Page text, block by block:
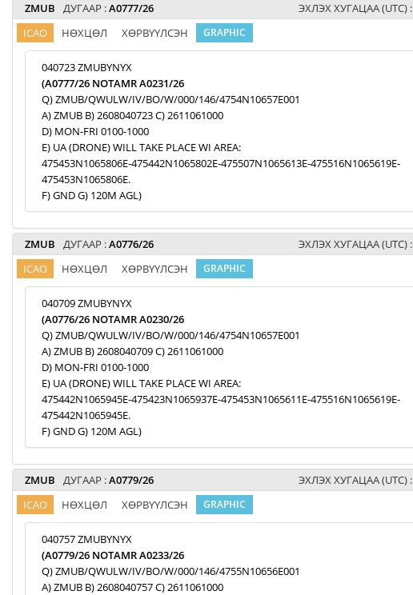
ZMUB ДУГААР :A0777/26 ЭХЛЭХ ХУГАЦАА (UTC) :
ICAO НӨХЦӨЛ ХӨРВҮҮЛСЭН GRAPHIC
040723 ZMUBYNYX
(A0777/26 NOTAMR A0231/26
Q) ZMUB/QWULW/IV/BO/W/000/146/4754N10657E001
A) ZMUB B) 2608040723 C) 2611061000
D) MON-FRI 0100-1000
E) UA (DRONE) WILL TAKE PLACE WI AREA:
475453N1065806E-475442N1065802E-475507N1065613E-475516N1065619E-
475453N1065806E.
F) GND G) 120M AGL)
ZMUB ДУГААР :A0776/26 ЭХЛЭХ ХУГАЦАА (UTC) :
ICAO НӨХЦӨЛ ХӨРВҮҮЛСЭН GRAPHIC
040709 ZMUBYNYX
(A0776/26 NOTAMR A0230/26
Q) ZMUB/QWULW/IV/BO/W/000/146/4754N10657E001
A) ZMUB B) 2608040709 C) 2611061000
D) MON-FRI 0100-1000
E) UA (DRONE) WILL TAKE PLACE WI AREA:
475442N1065945E-475423N1065937E-475453N1065611E-475516N1065619E-
475442N1065945E.
F) GND G) 120M AGL)
ZMUB ДУГААР :A0779/26 ЭХЛЭХ ХУГАЦАА (UTC) :
ICAO НӨХЦӨЛ ХӨРВҮҮЛСЭН GRAPHIC
040757 ZMUBYNYX
(A0779/26 NOTAMR A0233/26
Q) ZMUB/QWULW/IV/BO/W/000/146/4755N10656E001
A) ZMUB B) 2608040757 C) 2611061000